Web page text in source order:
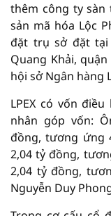
thêm công ty sàn
sản mã hóa Lộc
đặt trụ sở đặt tại
Quang Khải,
hội sở Ngân hàng
LPEX có vốn
nhân góp vốn:
đồng, tương ứng
2,04 tỷ đồng,
2,04 tỷ đồng,
Nguyễn Duy